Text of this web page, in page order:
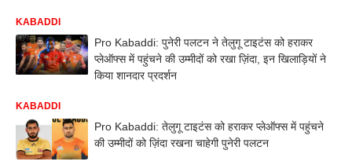
KABADDI
Pro Kabaddi: पुनेरी पलटन ने तेलुगू टाइटंस को हराकर
प्लेऑफ्स में पहुंचने की उम्मीदों को रखा ज़िंदा, इन खिलाड़ियों ने
किया शानदार प्रदर्शन
KABADDI
Pro Kabaddi: तेलुगू टाइटंस को हराकर प्लेऑफ्स में पहुंचने
की उम्मीदों को ज़िंदा रखना चाहेगी पुनेरी पलटन